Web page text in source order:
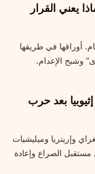
يعني القرار
أوراقها في طريقها
وشبح الإعدام.
بعد حرب
وإريتريا وميليشيات
مستقبل الصراع وإعادة